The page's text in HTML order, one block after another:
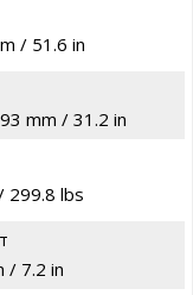
/ 51.6 in
mm / 31.2 in
299.8 lbs
/ 7.2 in